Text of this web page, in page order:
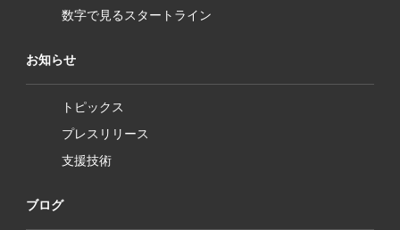
数字で見るスタートライン
お知らせ
トピックス
プレスリリース
支援技術
ブログ